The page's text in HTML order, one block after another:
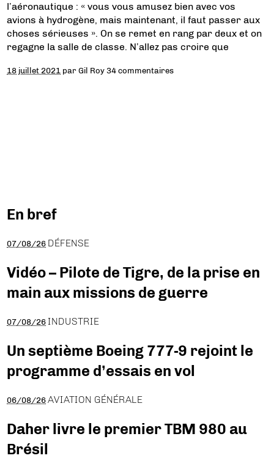
l’aéronautique : « vous vous amusez bien avec vos
avions à hydrogène, mais maintenant, il faut passer aux
choses sérieuses ». On se remet en rang par deux et on
regagne la salle de classe. N’allez pas croire que
18 juillet 2021 parGil Roy 34 commentaires
En bref
07/08/26 DÉFENSE
Vidéo – Pilote de Tigre, de la prise en
main aux missions de guerre
07/08/26 INDUSTRIE
Un septième Boeing 777-9 rejoint le
programme d’essais en vol
06/08/26 AVIATION GÉNÉRALE
Daher livre le premier TBM 980 au
Brésil